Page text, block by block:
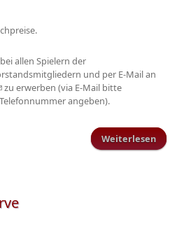
allen Spielern der
und per E-Mail an
sendet E-Mail)
zu erwerben (via E-Mail bitte
angeben).
Weiterlesen